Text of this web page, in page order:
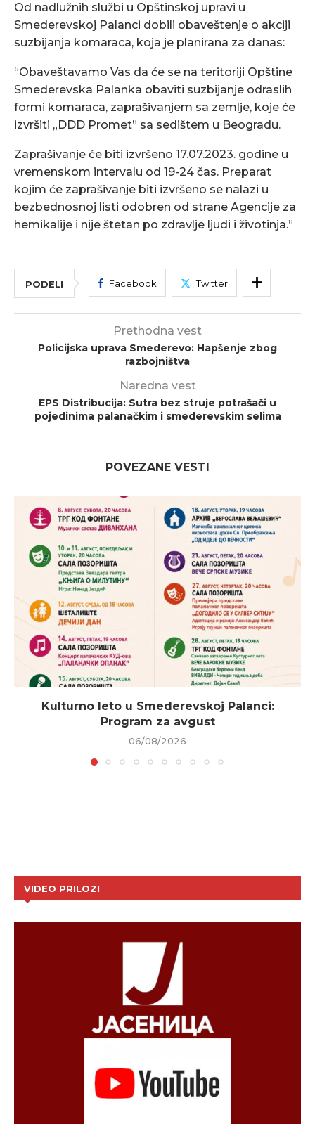
Od nadlužnih službi u Opštinskoj upravi u
Smederevskoj Palanci dobili obaveštenje o akciji
suzbijanja komaraca, koja je planirana za danas:
“Obaveštavamo Vas da će se na teritoriji Opštine
Smederevska Palanka obaviti suzbijanje odraslih
formi komaraca, zaprašivanjem sa zemlje, koje će
izvršiti „DDD Promet” sa sedištem u Beogradu.
Zaprašivanje će biti izvršeno 17.07.2023. godine u
vremenskom intervalu od 19-24 čas. Preparat
kojim će zaprašivanje biti izvršeno se nalazi u
bezbednosnoj listi odobren od strane Agencije za
hemikalije i nije štetan po zdravlje ljudi i životinja.”
PODELI Facebook Twitter
Prethodna vest
Policijska uprava Smederevo: Hapšenje zbog
razbojništva
Naredna vest
EPS Distribucija: Sutra bez struje potrašači u
pojedinima palanačkim i smederevskim selima
POVEZANE VESTI
Kulturno leto u Smederevskoj Palanci:
Program za avgust
06/08/2026
VIDEO PRILOZI